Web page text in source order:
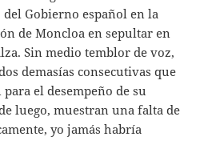
del Gobierno español en la
de Moncloa en sepultar en
Sin medio temblor de voz,
demasías consecutivas que
el desempeño de su
luego, muestran una falta de
yo jamás habría